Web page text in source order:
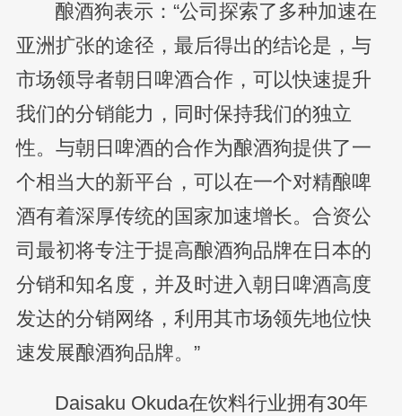
酿酒狗表示：“公司探索了多种加速在
亚洲扩张的途径，最后得出的结论是，与
市场领导者朝日啤酒合作，可以快速提升
我们的分销能力，同时保持我们的独立
性。与朝日啤酒的合作为酿酒狗提供了一
个相当大的新平台，可以在一个对精酿啤
酒有着深厚传统的国家加速增长。合资公
司最初将专注于提高酿酒狗品牌在日本的
分销和知名度，并及时进入朝日啤酒高度
发达的分销网络，利用其市场领先地位快
速发展酿酒狗品牌。”
Daisaku Okuda在饮料行业拥有30年